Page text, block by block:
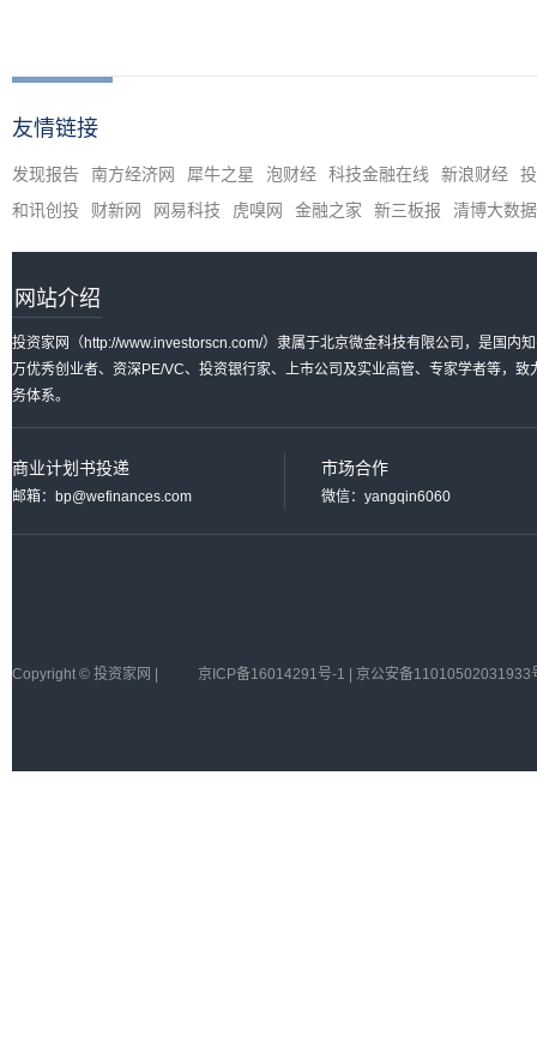
友情链接
发现报告 南方经济网 犀牛之星 泡财经 科技金融在线 新浪财经
和讯创投
财新网 网易科技 虎嗅网 金融之家 新三板报 清博大数据
网站介绍
投资家网（http://www.investorscn.com/）隶属于北京微金科技有限公司，是国内
万优秀创业者、资深PE/VC、投资银行家、上市公司及实业高管、专家学者等，
务体系。
商业计划书投递
邮箱：bp@wefinances.com
市场合作
微信：yangqin6060
Copyright © 投资家网 | 京ICP备16014291号-1 | 京公安备11010502031933